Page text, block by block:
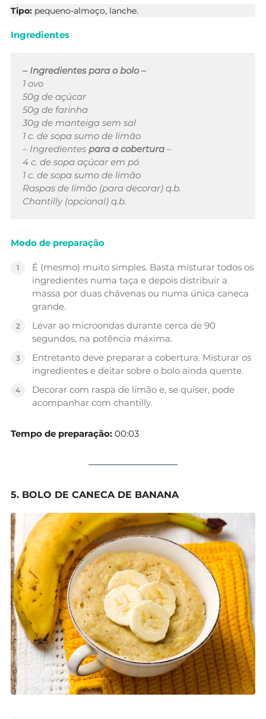
Tipo: pequeno-almoço, lanche.
Ingredientes
– Ingredientes para o bolo –
1 ovo
50g de açúcar
50g de farinha
30g de manteiga sem sal
1 c. de sopa sumo de limão
– Ingredientes para a cobertura –
4 c. de sopa açúcar em pó
1 c. de sopa sumo de limão
Raspas de limão (para decorar) q.b.
Chantilly (opcional) q.b.
Modo de preparação
É (mesmo) muito simples. Basta misturar todos os
ingredientes numa taça e depois distribuir a
massa por duas chávenas ou numa única caneca
grande.
Levar ao microondas durante cerca de 90
segundos, na potência máxima.
Entretanto deve preparar a cobertura. Misturar os
ingredientes e deitar sobre o bolo ainda quente.
Decorar com raspa de limão e, se quiser, pode
acompanhar com chantilly.
Tempo de preparação: 00:03
5. BOLO DE CANECA DE BANANA